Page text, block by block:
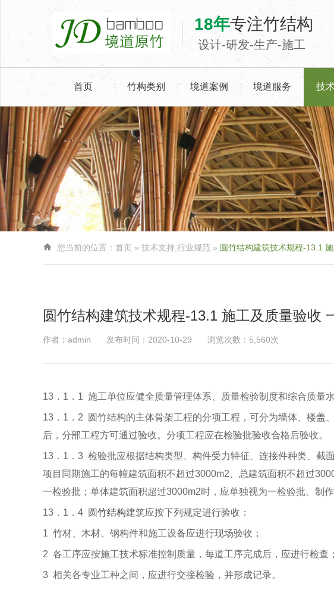
18年专注竹结构
设计-研发-生产-施工
首页 竹构类别 境道案例 境道服务 技
 您当前的位置： 首页 » 技术支持 行业规范 » 圆竹结构建筑技术规程-13.1
圆竹结构建筑技术规程-13.1 施工及质量验收
作者：admin 发布时间：2020-10-29 浏览次数：5,560次
13．1．1 施工单位应健全质量管理体系、质量检验制度和综合质量
13．1．2
圆竹结构的主体骨架工程的分项工程，可分为墙体、楼盖
后，分部工程方可通过验收。分项工程应在检验批验收合格后验收。
13．1．3 检验批应根据结构类型、构件受力特征、连接件种类、截
项目同期施工的每幢建筑面积不超过3000m2 、总建筑面积不超过
一检验批；单体建筑面积超过3000m2时，应单独视为一检验批。制
13．1．4 圆竹结构建筑应按下列规定进行验收：
1 竹材、木材、钢构件和施工设备应进行现场验收；
2 各工序应按施工技术标准控制质量，每道工序完成后，应进行检查；
3 相关各专业工种之间，应进行交接检验，并形成记录。